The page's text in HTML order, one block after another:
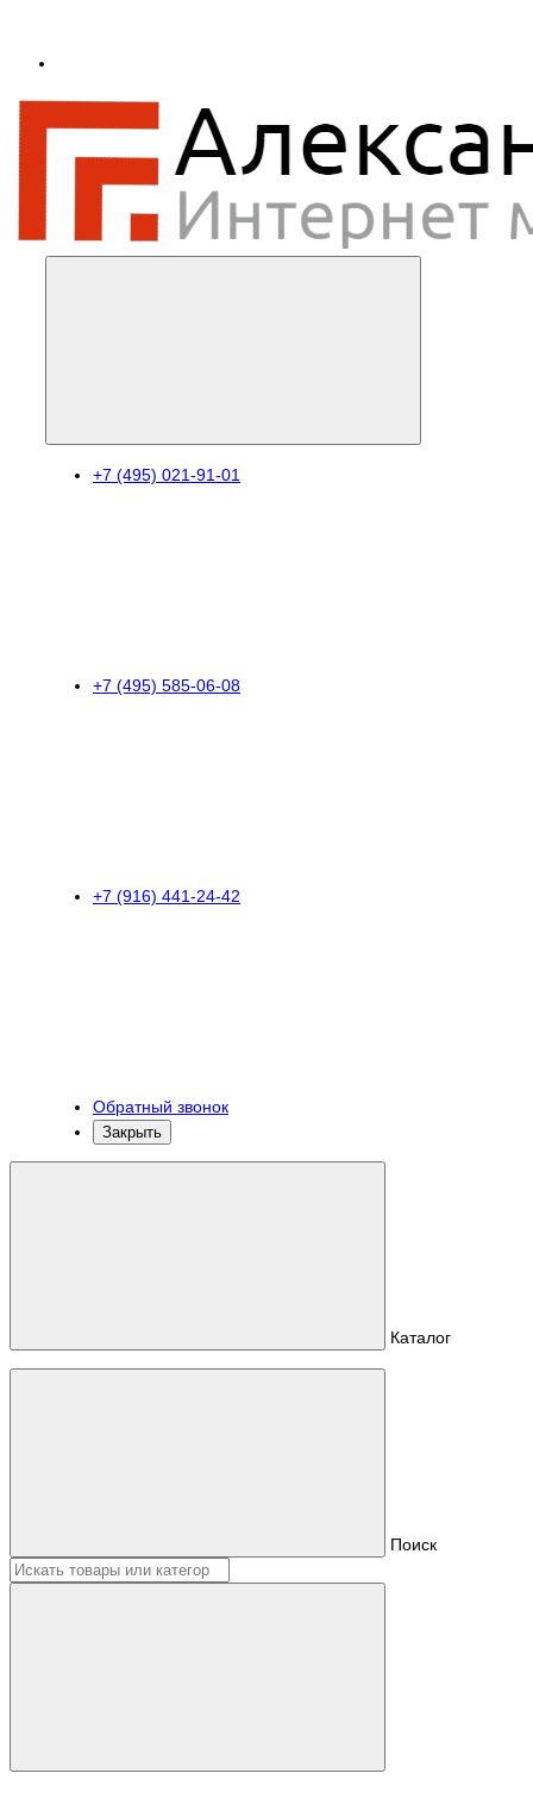
+7 (495) 021-91-01
+7 (495) 585-06-08
+7 (916) 441-24-42
Обратный звонок
Закрыть
Каталог
Поиск